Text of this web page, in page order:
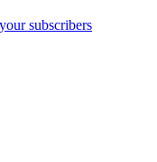
subscribers